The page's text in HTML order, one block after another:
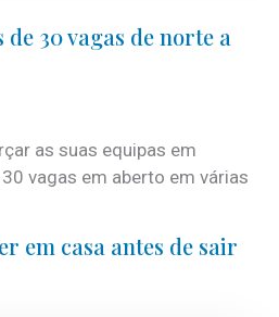
30 vagas de norte a
as suas equipas em
vagas em aberto em várias
em casa antes de sair